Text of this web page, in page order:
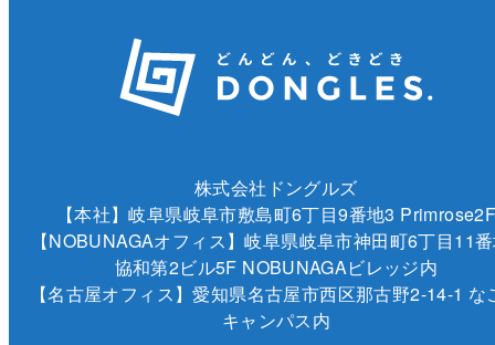
株式会社ドングルズ
【本社】岐阜県岐阜市敷島町6丁目9番地3
【NOBUNAGAオフィス】岐阜県岐阜市神田町6丁目11
協和第2ビル5F NOBUNAGAビレッジ内
【名古屋オフィス】愛知県名古屋市西区那古野2-14-1 な
キャンパス内